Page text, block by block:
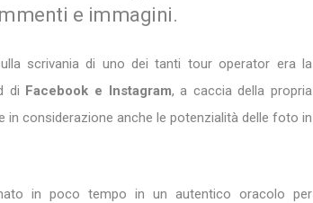
e immagini.
scrivania di uno dei tanti tour operator era la
di Facebook e Instagram, a caccia della propria
in considerazione anche le potenzialità delle foto in
in poco tempo in un autentico oracolo per